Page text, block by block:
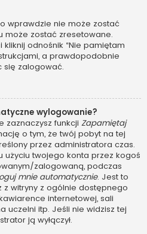
wprawdzie nie może zostać
może zostać zresetowane.
odnośnik “Nie pamiętam
a prawdopodobnie
się zalogować.
wylogowanie?
zaznaczysz funkcji Zapamiętaj
o tym, że twój pobyt na tej
przez administratora czas.
użyciu twojego konta przez kogoś
zalogowaną, podczas
mnie automatycznie. Jest to
z witryny z ogólnie dostępnego
internetowej, sali
uczelni itp. Jeśli nie widzisz tej
ją wyłączył.